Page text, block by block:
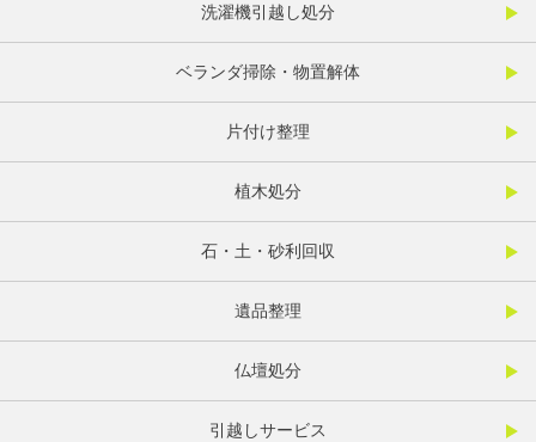
洗濯機引越し処分
ベランダ掃除・物置解体
片付け整理
植木処分
石・土・砂利回収
遺品整理
仏壇処分
引越しサービス